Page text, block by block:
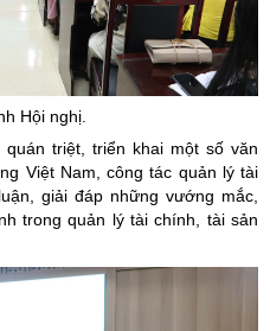
Hội nghị.
triệt, triển khai một số văn
Việt Nam, công tác quản lý tài
giải đáp những vướng mắc,
trong quản lý tài chính, tài sản